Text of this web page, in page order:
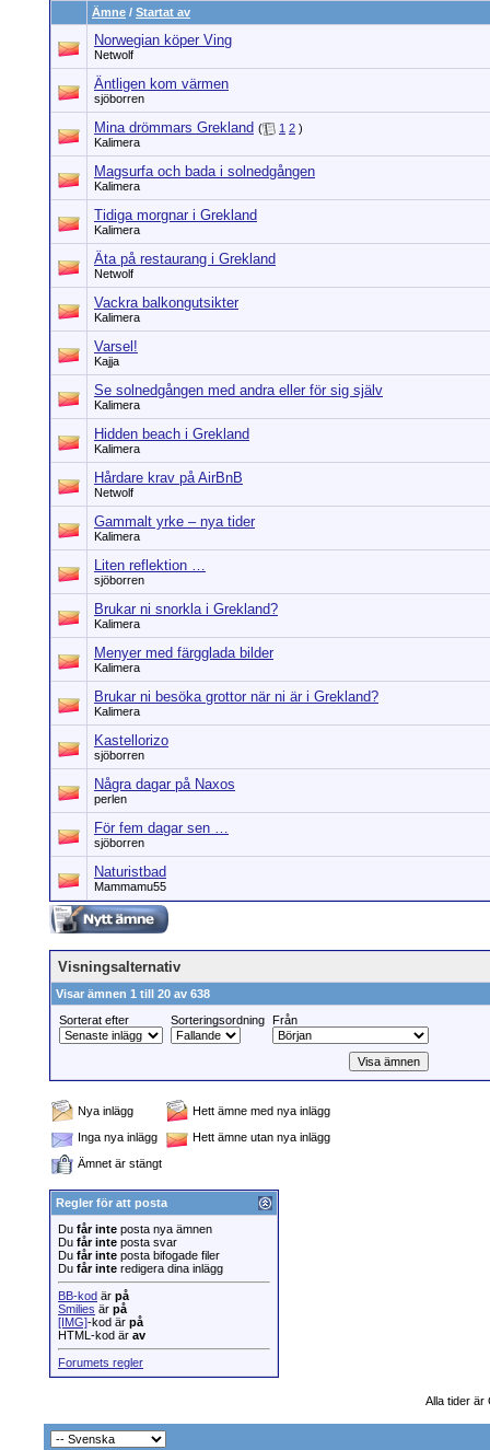
Ämne / Startat av
Norwegian köper Ving
Netwolf
Äntligen kom värmen
sjöborren
Mina drömmars Grekland ( 1 2 )
Kalimera
Magsurfa och bada i solnedgången
Kalimera
Tidiga morgnar i Grekland
Kalimera
Äta på restaurang i Grekland
Netwolf
Vackra balkongutsikter
Kalimera
Varsel!
Kajja
Se solnedgången med andra eller för sig själv
Kalimera
Hidden beach i Grekland
Kalimera
Hårdare krav på AirBnB
Netwolf
Gammalt yrke – nya tider
Kalimera
Liten reflektion …
sjöborren
Brukar ni snorkla i Grekland?
Kalimera
Menyer med färgglada bilder
Kalimera
Brukar ni besöka grottor när ni är i Grekland?
Kalimera
Kastellorizo
sjöborren
Några dagar på Naxos
perlen
För fem dagar sen …
sjöborren
Naturistbad
Mammamu55
Visningsalternativ
Visar ämnen 1 till 20 av 638
Sorterat efter
Sorteringsordning Från
Nya inlägg
Hett ämne med nya inlägg
Inga nya inlägg
Hett ämne utan nya inlägg
Ämnet är stängt
Regler för att posta
Du får inte posta nya ämnen
Du får inte posta svar
Du får inte posta bifogade filer
Du får inte redigera dina inlägg
BB-kod är på
Smilies är på
[IMG]-kod är på
HTML-kod är av
Forumets regler
Alla tider är